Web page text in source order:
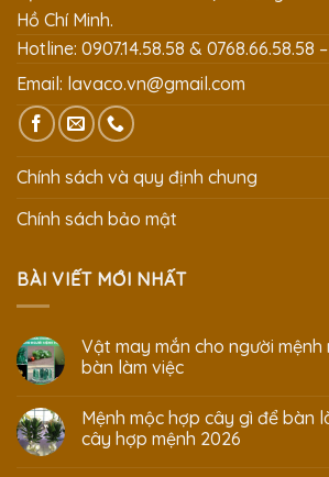
Hồ Chí Minh.
Hotline: 0907.14.58.58 & 0768.66.58.58
Email: lavaco.vn@gmail.com
Chính sách và quy định chung
Chính sách bảo mật
BÀI VIẾT MỚI NHẤT
Vật may mắn cho người
bàn làm việc
Mệnh mộc hợp cây gì để bàn
cây hợp mệnh 2026